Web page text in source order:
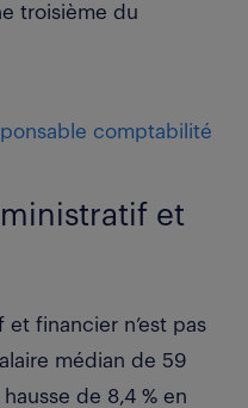
troisième du
comptabilité
et
et financier n’est pas
médian de 59
de 8,4 % en